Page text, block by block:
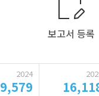
보고서 등록
2024
9,579